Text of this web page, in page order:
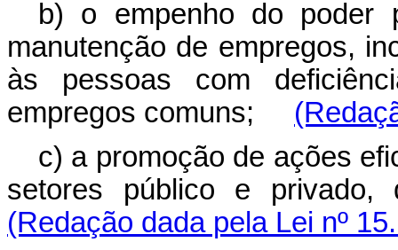
b) o empenho do poder
manutenção de empregos,
às pessoas com
empregos comuns;
c) a promoção de ações
setores público e
(Redação dada pela Lei nº